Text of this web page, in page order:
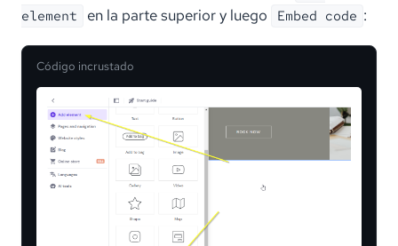
element
en la parte superior y luego Embed code :
Código incrustado